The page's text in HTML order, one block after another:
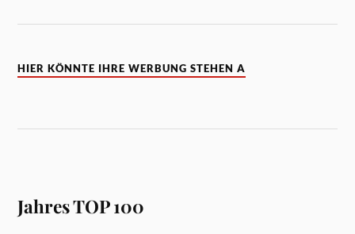
HIER KÖNNTE IHRE WERBUNG STEHEN A
Jahres TOP 100